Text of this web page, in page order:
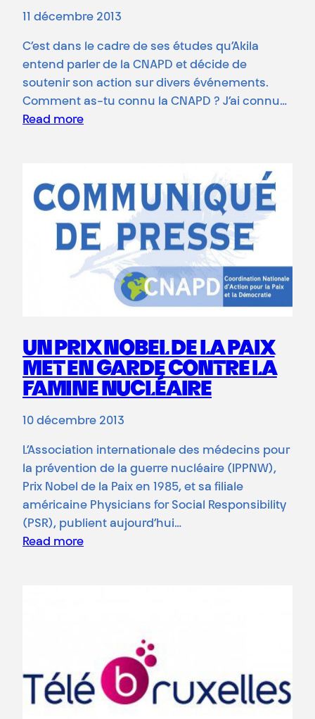
11 décembre 2013
C’est dans le cadre de ses études qu’Akila
entend parler de la CNAPD et décide de
soutenir son action sur divers événements.
Comment as-tu connu la CNAPD ? J’ai connu…
Read more
UN PRIX NOBEL DE LA PAIX
MET EN GARDE CONTRE LA
FAMINE NUCLÉAIRE
10 décembre 2013
L’Association internationale des médecins pour
la prévention de la guerre nucléaire (IPPNW),
Prix Nobel de la Paix en 1985, et sa filiale
américaine Physicians for Social Responsibility
(PSR), publient aujourd’hui…
Read more